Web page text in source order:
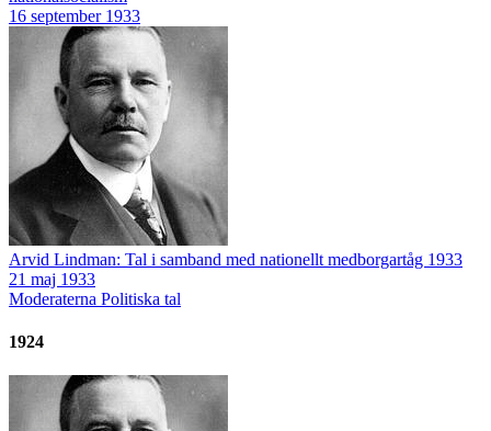
16 september 1933
Arvid Lindman: Tal i samband med nationellt medborgartåg 1933
21 maj 1933
Moderaterna Politiska tal
1924